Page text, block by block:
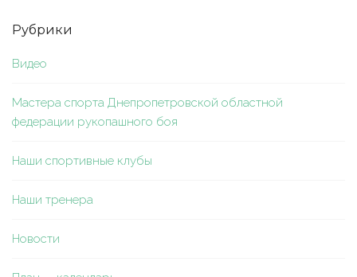
Рубрики
Видео
Мастера спорта Днепропетровской областной
федерации рукопашного боя
Наши спортивные клубы
Наши тренера
Новости